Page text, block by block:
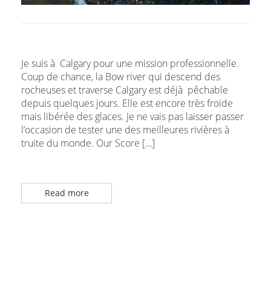
Je suis à Calgary pour une mission professionnelle.
Coup de chance, la Bow river qui descend des
rocheuses et traverse Calgary est déjà pêchable
depuis quelques jours. Elle est encore très froide
mais libérée des glaces. Je ne vais pas laisser passer
l’occasion de tester une des meilleures rivières à
truite du monde. Our Score […]
Read more